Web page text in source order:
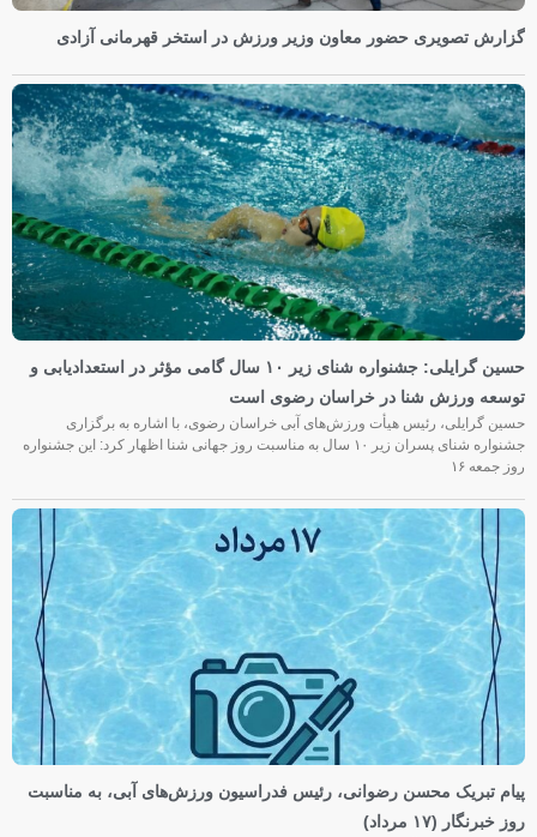
گزارش تصویری حضور معاون وزیر ورزش در استخر قهرمانی آزادی
حسین گرایلی: جشنواره شنای زیر ۱۰ سال گامی مؤثر در استعدادیابی و
توسعه ورزش شنا در خراسان رضوی است
حسین گرایلی، رئیس هیأت ورزش‌های آبی خراسان رضوی، با اشاره به برگزاری
جشنواره شنای پسران زیر ۱۰ سال به مناسبت روز جهانی شنا اظهار کرد: این جشنواره
روز جمعه‌ ۱۶
پیام تبریک محسن رضوانی، رئیس فدراسیون ورزش‌های آبی، به مناسبت
روز خبرنگار (۱۷ مرداد)